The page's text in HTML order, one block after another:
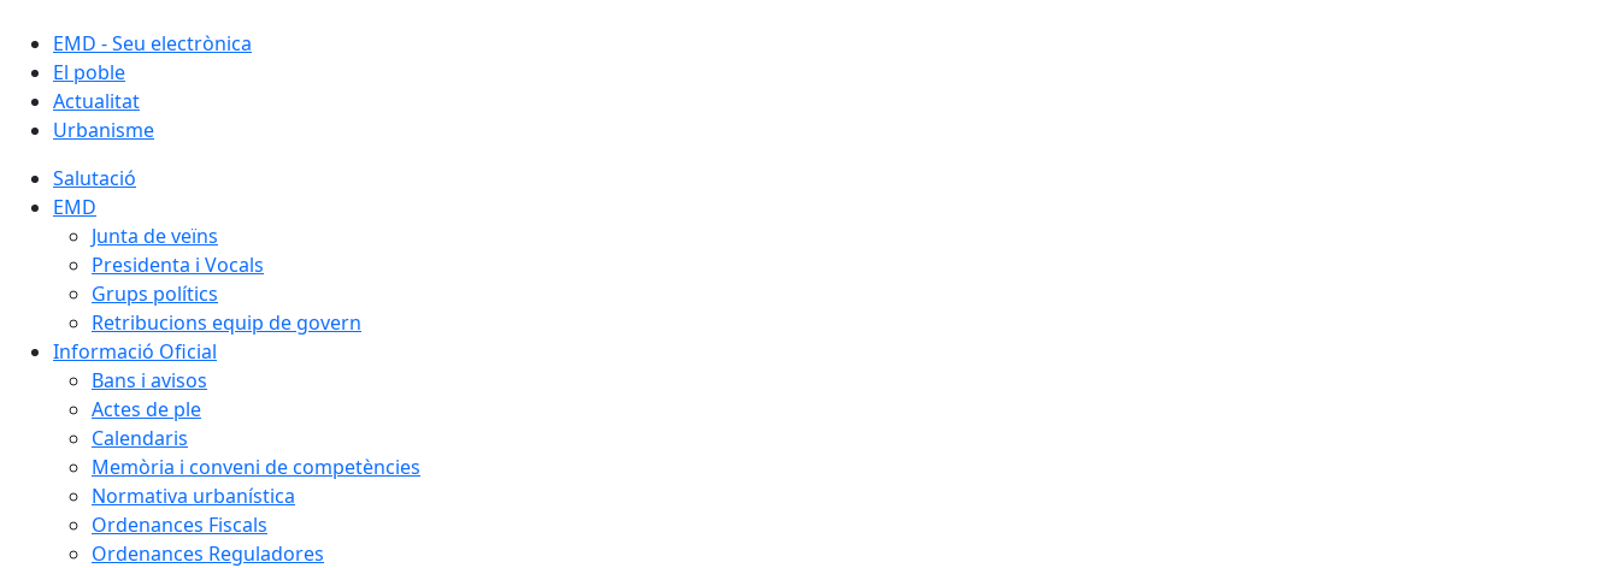
EMD - Seu electrònica
El poble
Actualitat
Urbanisme
Salutació
EMD
Junta de veïns
Presidenta i Vocals
Grups polítics
Retribucions equip de govern
Informació Oficial
Bans i avisos
Actes de ple
Calendaris
Memòria i conveni de competències
Normativa urbanística
Ordenances Fiscals
Ordenances Reguladores